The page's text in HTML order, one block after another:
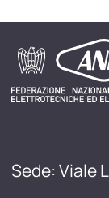
Sede: Viale